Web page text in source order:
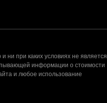
при каких условиях не является
информации о стоимости
и любое использование